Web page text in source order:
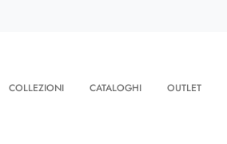
COLLEZIONI CATALOGHI OUTLET